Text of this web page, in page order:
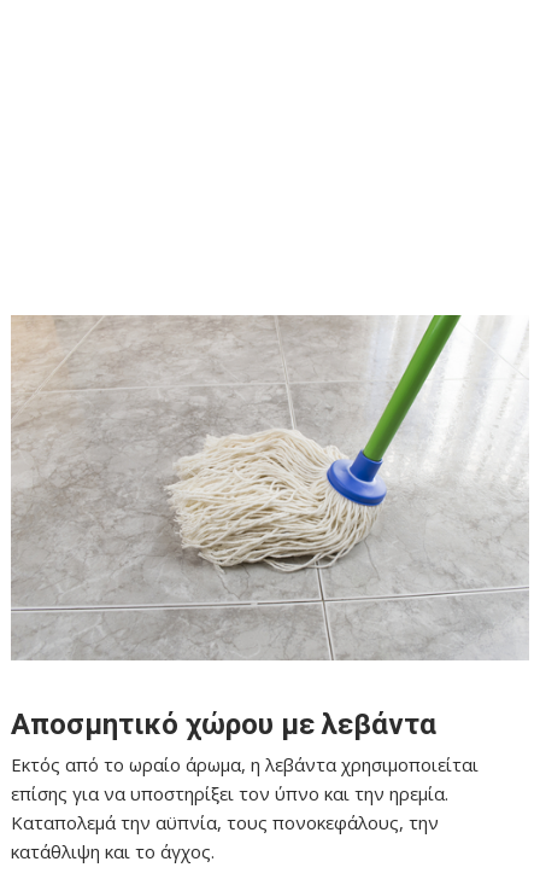
Αποσμητικό χώρου με λεβάντα
Εκτός από το ωραίο άρωμα, η λεβάντα χρησιμοποιείται
επίσης για να υποστηρίξει τον ύπνο και την ηρεμία.
Καταπολεμά την αϋπνία, τους πονοκεφάλους, την
κατάθλιψη και το άγχος.